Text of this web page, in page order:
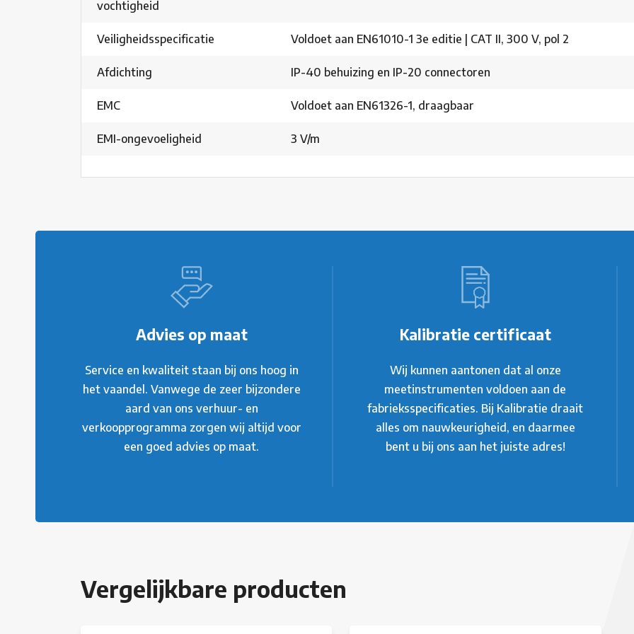
vochtigheid
Veiligheidsspecificatie Voldoet aan EN61010-1 3e editie | CAT II, 300 V, pol 2
Afdichting IP-40 behuizing en IP-20 connectoren
EMC Voldoet aan EN61326-1, draagbaar
EMI-ongevoeligheid 3 V/m
Advies op maat
Service en kwaliteit staan bij ons hoog in
het vaandel. Vanwege de zeer bijzondere
aard van ons verhuur- en
verkoopprogramma zorgen wij altijd voor
een goed advies op maat.
Kalibratie certificaat
Wij kunnen aantonen dat al onze
meetinstrumenten voldoen aan de
fabrieksspecificaties. Bij Kalibratie draait
alles om nauwkeurigheid, en daarmee
bent u bij ons aan het juiste adres!
Vergelijkbare producten